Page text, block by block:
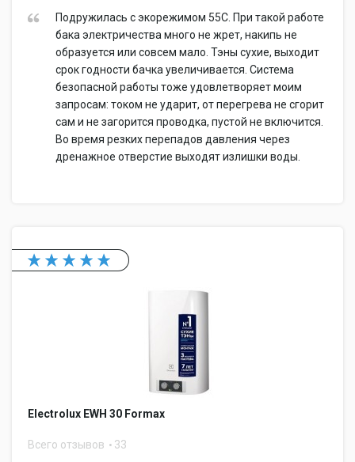
Подружилась с экорежимом 55С. При такой работе
бака электричества много не жрет, накипь не
образуется или совсем мало. Тэны сухие, выходит
срок годности бачка увеличивается. Система
безопасной работы тоже удовлетворяет моим
запросам: током не ударит, от перегрева не сгорит
сам и не загорится проводка, пустой не включится.
Во время резких перепадов давления через
дренажное отверстие выходят излишки воды.
Electrolux EWH 30 Formax
Всего отзывов 33